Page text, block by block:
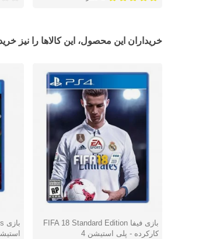
خریداران این محصول، این کالاها را نیز
دوست داشتن
بازی فیفا FIFA 18 Standard Edition
کارکرده - پلی استیشن 4